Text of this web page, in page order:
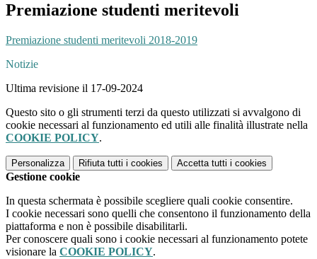
Premiazione studenti meritevoli
Premiazione studenti meritevoli 2018-2019
Notizie
Ultima revisione il 17-09-2024
Questo sito o gli strumenti terzi da questo utilizzati si avvalgono di
cookie necessari al funzionamento ed utili alle finalità illustrate nella
COOKIE POLICY.
Personalizza Rifiuta tutti i cookies Accetta tutti i cookies
Gestione cookie
In questa schermata è possibile scegliere quali cookie consentire.
I cookie necessari sono quelli che consentono il funzionamento della
piattaforma e non è possibile disabilitarli.
Per conoscere quali sono i cookie necessari al funzionamento potete
visionare la COOKIE POLICY.